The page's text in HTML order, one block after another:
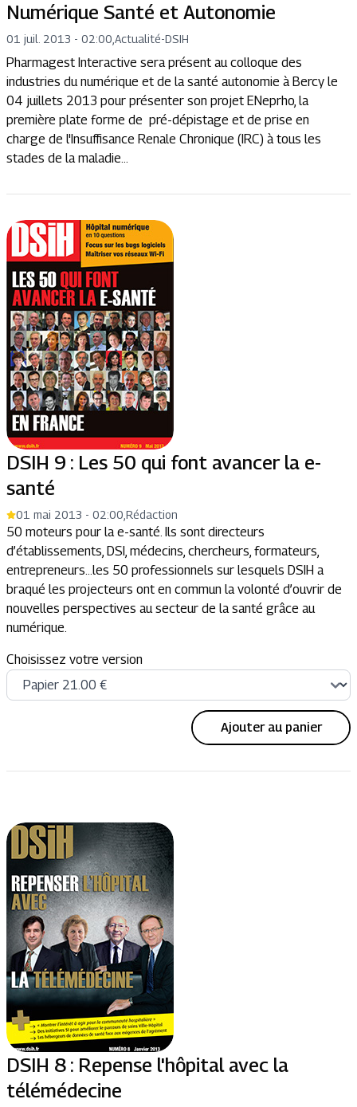
Numérique Santé et Autonomie
01 juil. 2013 - 02:00 Actualité-DSIH
Pharmagest Interactive sera présent au colloque des
industries du numérique et de la santé autonomie à Bercy le
04 juillets 2013 pour présenter son projet ENeprho, la
première plate forme de pré-dépistage et de prise en
charge de l'Insuffisance Renale Chronique (IRC) à tous les
stades de la maladie...
DSIH 9 : Les 50 qui font avancer la e-
santé
01 mai 2013 - 02:00 Rédaction
50 moteurs pour la e-santé. Ils sont directeurs
d’établissements, DSI, médecins, chercheurs, formateurs,
entrepreneurs…les 50 professionnels sur lesquels DSIH a
braqué les projecteurs ont en commun la volonté d’ouvrir de
nouvelles perspectives au secteur de la santé grâce au
numérique.
Choisissez votre version
Ajouter au panier
DSIH 8 : Repense l'hôpital avec la
télémédecine